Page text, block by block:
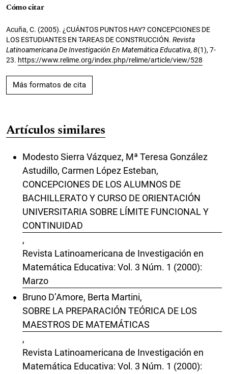
Cómo citar
Acuña, C. (2005). ¿CUÁNTOS PUNTOS HAY? CONCEPCIONES DE
LOS ESTUDIANTES EN TAREAS DE CONSTRUCCIÓN. Revista
Latinoamericana De Investigación En Matemática Educativa, 8(1), 7-
23. https://www.relime.org/index.php/relime/article/view/528
Más formatos de cita
Artículos similares
Modesto Sierra Vázquez, Mª Teresa González
Astudillo, Carmen López Esteban,
CONCEPCIONES DE LOS ALUMNOS DE
BACHILLERATO Y CURSO DE ORIENTACIÓN
UNIVERSITARIA SOBRE LÍMITE FUNCIONAL Y
CONTINUIDAD
,
Revista Latinoamericana de Investigación en
Matemática Educativa: Vol. 3 Núm. 1 (2000):
Marzo
Bruno D’Amore, Berta Martini,
SOBRE LA PREPARACIÓN TEÓRICA DE LOS
MAESTROS DE MATEMÁTICAS
,
Revista Latinoamericana de Investigación en
Matemática Educativa: Vol. 3 Núm. 1 (2000):